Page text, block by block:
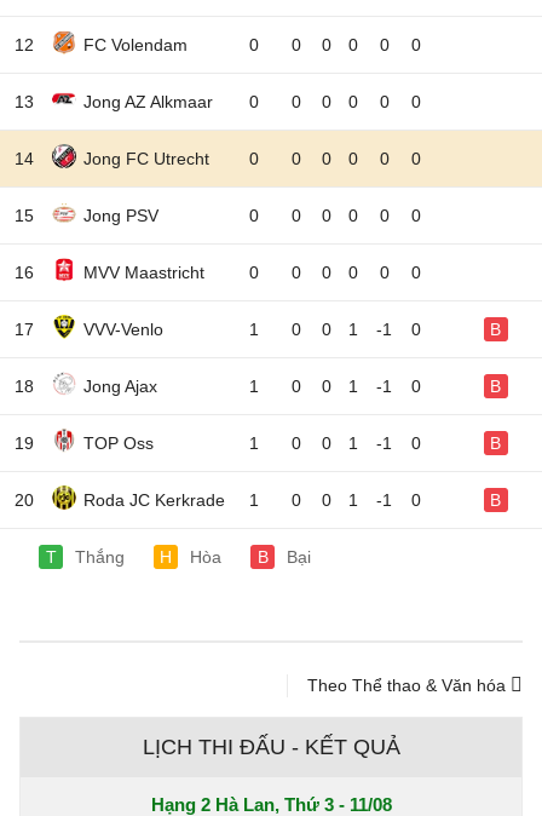
12 FC Volendam 0 0 0 0 0 0
13 Jong AZ Alkmaar 0 0 0 0 0 0
14 Jong FC Utrecht 0 0 0 0 0 0
15 Jong PSV 0 0 0 0 0 0
16 MVV Maastricht 0 0 0 0 0 0
17 VVV-Venlo 1 0 0 1 -1 0 B
18 Jong Ajax 1 0 0 1 -1 0 B
19 TOP Oss 1 0 0 1 -1 0 B
20 Roda JC Kerkrade 1 0 0 1 -1 0 B
T Thắng H Hòa B Bại
Theo Thể thao & Văn hóa
LỊCH THI ĐẤU - KẾT QUẢ
Hạng 2 Hà Lan, Thứ 3 - 11/08